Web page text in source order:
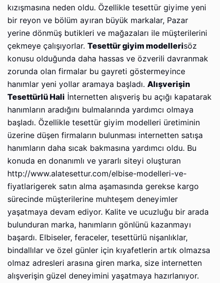
kızışmasına neden oldu. Özellikle tesettür giyime yeni
bir reyon ve bölüm ayıran büyük markalar, Pazar
yerine dönmüş butikleri ve mağazaları ile müşterilerini
çekmeye çalışıyorlar. Tesettür giyim modellerisöz
konusu olduğunda daha hassas ve özverili davranmak
zorunda olan firmalar bu gayreti göstermeyince
hanımlar yeni yollar aramaya başladı. Alışverişin
Tesettürlü Hali İnternetten alışveriş bu açığı kapatarak
hanımların aradığını bulmalarında yardımcı olmaya
başladı. Özellikle tesettür giyim modelleri üretiminin
üzerine düşen firmaların bulunması internetten satışa
hanımların daha sıcak bakmasına yardımcı oldu. Bu
konuda en donanımlı ve yararlı siteyi oluşturan
http://www.alatesettur.com/elbise-modelleri-ve-
fiyatlarigerek satın alma aşamasında gerekse kargo
sürecinde müşterilerine muhteşem deneyimler
yaşatmaya devam ediyor. Kalite ve ucuzluğu bir arada
bulunduran marka, hanımların gönlünü kazanmayı
başardı. Elbiseler, feraceler, tesettürlü nişanlıklar,
bindallılar ve özel günler için kıyafetlerin artık olmazsa
olmaz adresleri arasına giren marka, size internetten
alışverişin güzel deneyimini yaşatmaya hazırlanıyor.